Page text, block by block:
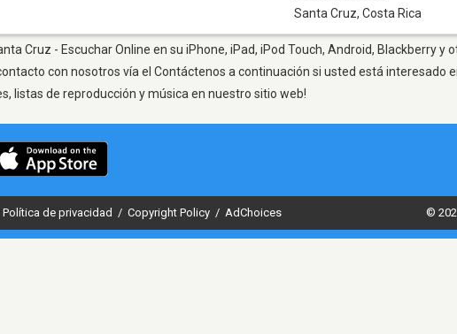
Santa Cruz, Costa Rica
Cruz - Escuchar Online en su iPhone, iPad, iPod Touch, Android, Blackberry
con nosotros vía el Contáctenos a continuación si usted está interesado
listas de reproducción y música en nuestro sitio web!
Política de privacidad / Copyright Policy / AdChoices ©